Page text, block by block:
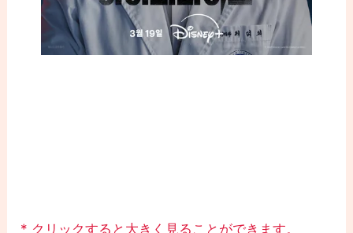
* クリックすると大きく見ることができます。